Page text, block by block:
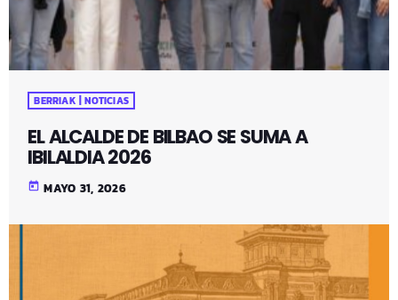
BERRIAK | NOTICIAS
EL ALCALDE DE BILBAO SE SUMA A
IBILALDIA 2026
today MAYO 31, 2026